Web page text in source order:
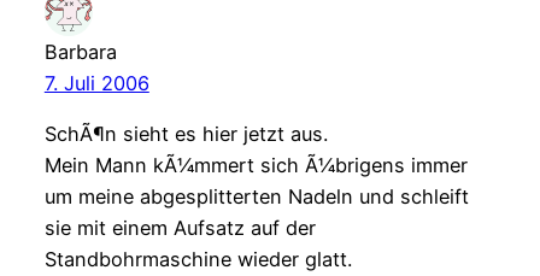
Barbara
7. Juli 2006
SchÃ¶n sieht es hier jetzt aus.
Mein Mann kÃ¼mmert sich Ã¼brigens immer
um meine abgesplitterten Nadeln und schleift
sie mit einem Aufsatz auf der
Standbohrmaschine wieder glatt.